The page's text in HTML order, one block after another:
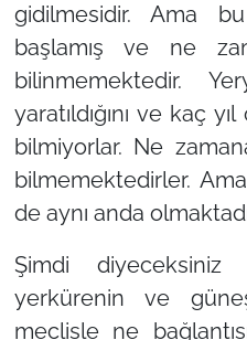
gidilmesidir. Ama
başlamış ve ne
bilinmemektedir.
yaratıldığını ve kaç
bilmiyorlar. Ne
bilmemektedirler.
de aynı anda
Şimdi
yerkürenin ve
meclisle ne